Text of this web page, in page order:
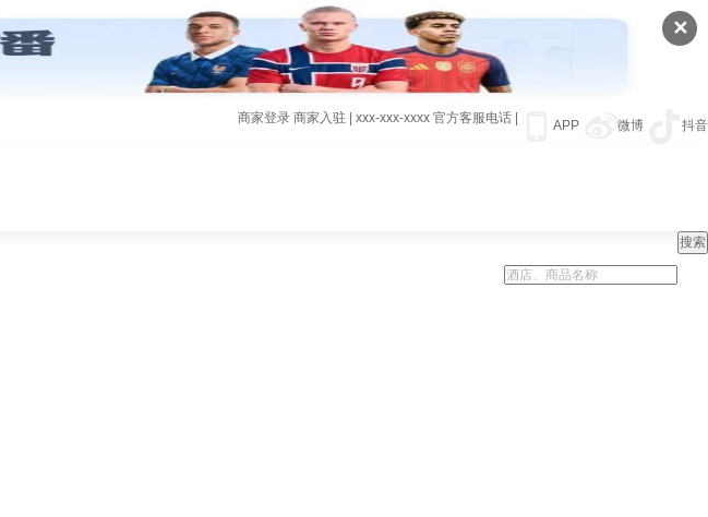
✕
APP 微博 抖音
商家登录 商家入驻 xxx-xxx-xxxx 官方客服电话